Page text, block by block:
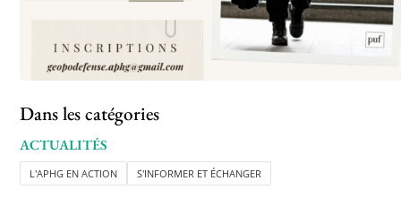
Dans les catégories
ACTUALITÉS
L'APHG EN ACTION S'INFORMER ET ÉCHANGER